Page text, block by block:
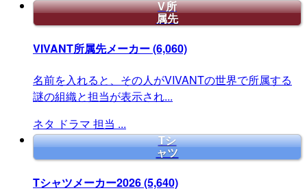
V所
属先
VIVANT所属先メーカー(6,060)
名前を入れると、その人がVIVANTの世界で所属する
謎の組織と担当が表示され...
ネタ ドラマ 担当 ...
Tシ
ャツ
Tシャツメーカー2026(5,640)